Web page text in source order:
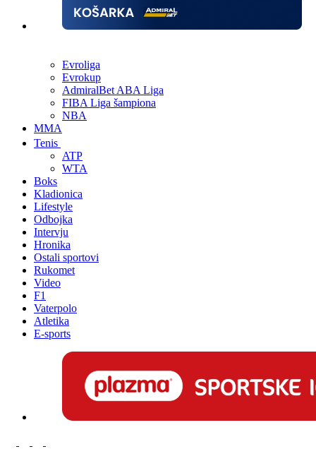
Evroliga
Evrokup
AdmiralBet ABA Liga
FIBA Liga šampiona
NBA
MMA
Tenis
ATP
WTA
Boks
Kladionica
Lifestyle
Odbojka
Intervju
Hronika
Ostali sportovi
Rukomet
Video
F1
Vaterpolo
Atletika
E-sports